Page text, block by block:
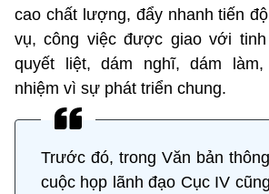
cao chất lượng, đẩy nhanh tiến
vụ, công việc được giao với
quyết liệt, dám nghĩ, dám
nhiệm vì sự phát triển chung.
Trước đó, trong Văn bản
cuộc họp lãnh đạo Cục IV